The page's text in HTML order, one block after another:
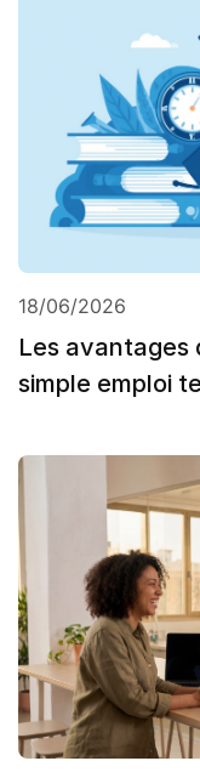
18/06/2026
Les avantages
simple emploi